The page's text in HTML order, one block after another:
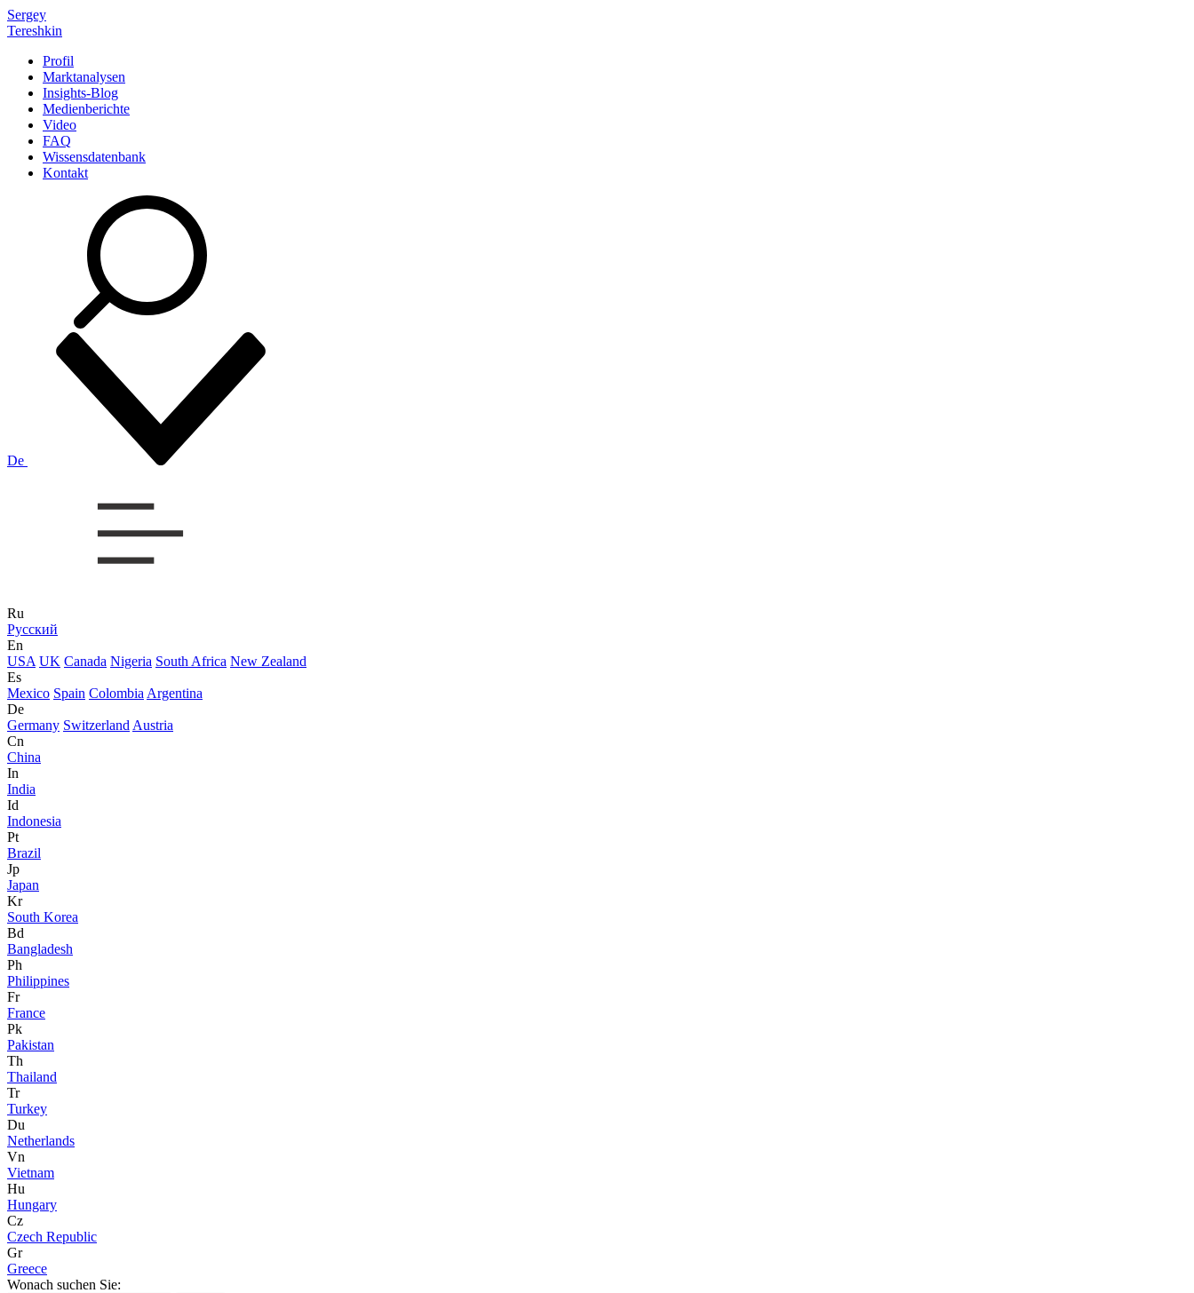
Sergey
Tereshkin
Profil
Marktanalysen
Insights-Blog
Medienberichte
Video
FAQ
Wissensdatenbank
Kontakt
De
Ru
Русский
En
USA UK Canada Nigeria South Africa New Zealand
Es
Mexico Spain Colombia Argentina
De
Germany Switzerland Austria
Cn
China
In
India
Id
Indonesia
Pt
Brazil
Jp
Japan
Kr
South Korea
Bd
Bangladesh
Ph
Philippines
Fr
France
Pk
Pakistan
Th
Thailand
Tr
Turkey
Du
Netherlands
Vn
Vietnam
Hu
Hungary
Cz
Czech Republic
Gr
Greece
Wonach suchen Sie: